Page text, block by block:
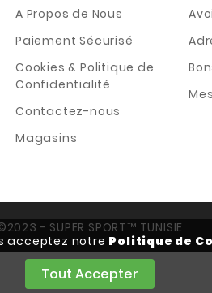
acceptez notre Politique de
Tout Accepter
A Propos de Nous
Paiement Sécurisé
Cookies & Politique de
Confidentialité
Contactez-nous
Magasins
- SUPER SPORT™ TUNISIE